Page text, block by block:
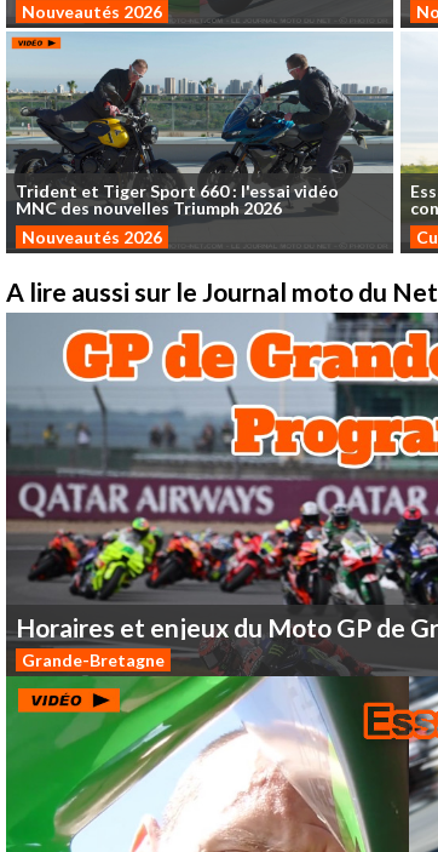
Nouveautés 2026
Trident et TigerSport 660: l'essaividéo
MNCdesnouvelles Triumph2026
Nouveautés 2026
A lire aussi sur le Journal moto du Net
Horaires et enjeux du Moto GP de
Grande-Bretagne